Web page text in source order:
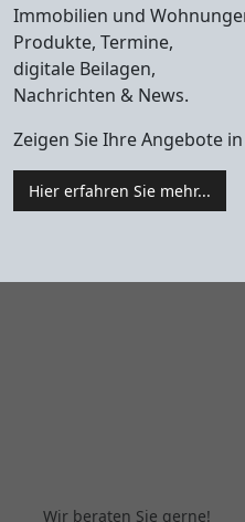
Immobilien und
Produkte, Termine,
digitale Beilagen,
Nachrichten & News.
Zeigen Sie Ihre Angebote
Hier erfahren Sie mehr...
Wir beraten Sie gerne!